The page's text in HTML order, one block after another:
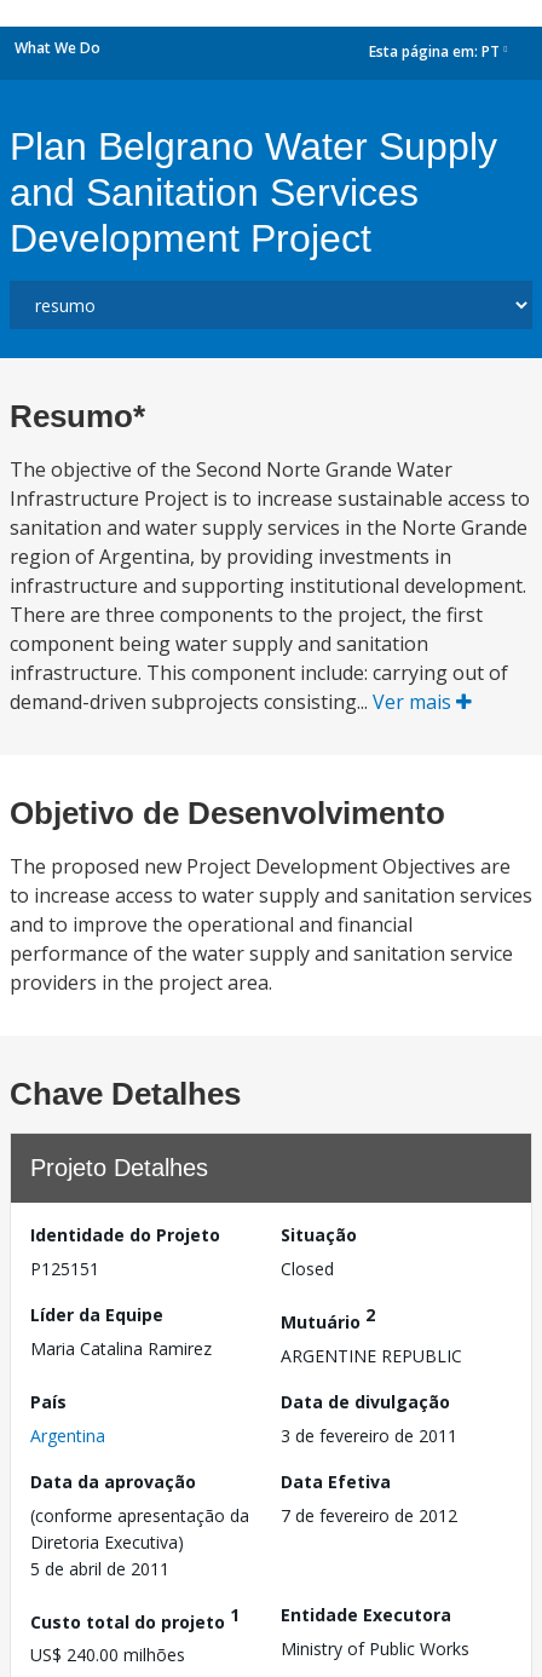
What We Do Esta página em: PT
Plan Belgrano Water Supply
and Sanitation Services
Development Project
Resumo*
The objective of the Second Norte Grande Water
Infrastructure Project is to increase sustainable access to
sanitation and water supply services in the Norte Grande
region of Argentina, by providing investments in
infrastructure and supporting institutional development.
There are three components to the project, the first
component being water supply and sanitation
infrastructure. This component include: carrying out of
demand-driven subprojects consisting... Ver mais
Objetivo de Desenvolvimento
The proposed new Project Development Objectives are
to increase access to water supply and sanitation services
and to improve the operational and financial
performance of the water supply and sanitation service
providers in the project area.
Chave Detalhes
Projeto Detalhes
Identidade do Projeto
P125151
Situação
Closed
Líder da Equipe
Maria Catalina Ramirez
Mutuário 2
ARGENTINE REPUBLIC
País
Argentina
Data de divulgação
3 de fevereiro de 2011
Data da aprovação
(conforme apresentação da
Diretoria Executiva)
5 de abril de 2011
Data Efetiva
7 de fevereiro de 2012
Custo total do projeto 1
US$ 240.00 milhões
Entidade Executora
Ministry of Public Works